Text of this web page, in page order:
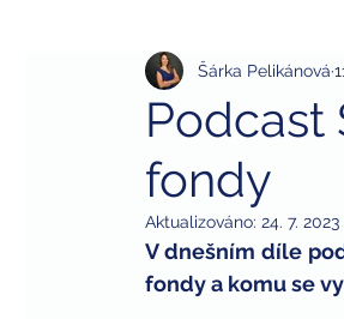
Účetnictví NNO S.R.O.
kompenzace kompenzační
brigády a daně
Podcast
fondy
Šárka Pelikánová
Aktualizováno: 24. 7. 2023
V dnešním díle
fondy a komu se